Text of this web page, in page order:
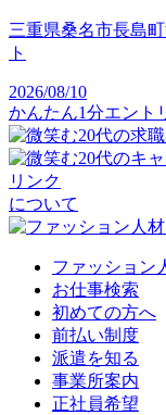
三重県桑名市長島
ト
2026/08/10
かんたん1分エント
リンク
について
ファッション
お仕事検索
初めての方へ
前払い制度
派遣を知る
事業所案内
正社員希望